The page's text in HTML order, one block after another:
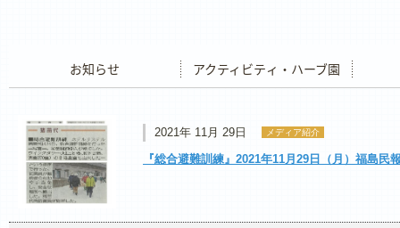
2021年 11月 29日 メディア紹介
『総合避難訓練』2021年11月29日（月）福島民